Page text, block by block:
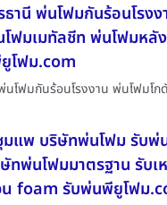
ธานี พ่นโฟมกันร้อนโรง
ฟมเมทัลชีท พ่นโฟมหลั
โฟม.com
นโฟมกันร้อนโรงงาน พ่นโฟมโ
มแพ บริษัทพ่นโฟม รับพ่
ทพ่นโฟมมาตรฐาน รับเ
foam รับพ่นพียูโฟม